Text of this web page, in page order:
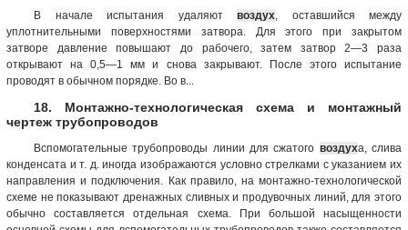
В начале испытания удаляют воздух , оставшийся между
уплотнительными поверхностями затвора. Для этого при закрытом
затворе давление повышают до рабочего, затем затвор 2—3 раза
открывают на 0,5—1 мм и снова закрывают. После этого испытание
проводят в обычном порядке. Во в...
18. Монтажно-технологическая схема и монтажный
чертеж трубопроводов
Вспомогательные трубопроводы линии для сжатого воздуха, слива
конденсата и т. д. иногда изображаются условно стрелками с указанием их
направления и подключения. Как правило, на монтажно-технологической
схеме не показывают дренажных сливных и продувочных линий, для этого
обычно составляется отдельная схема. При большой насыщенности